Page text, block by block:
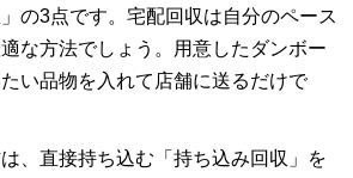
の3点です。宅配回収は自分のペース
な方法でしょう。用意したダンボー
い品物を入れて店舗に送るだけで
、直接持ち込む「持ち込み回収」を